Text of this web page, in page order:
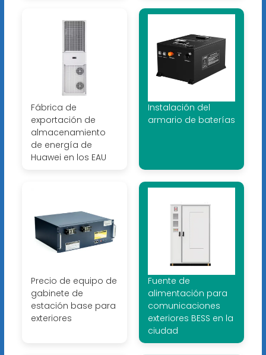
Fábrica de
exportación de
almacenamiento
de energía de
Huawei en los EAU
Instalación del
armario de baterías
Precio de equipo de
gabinete de
estación base para
exteriores
Fuente de
alimentación para
comunicaciones
exteriores BESS en la
ciudad